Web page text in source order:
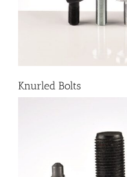
Knurled Bolts